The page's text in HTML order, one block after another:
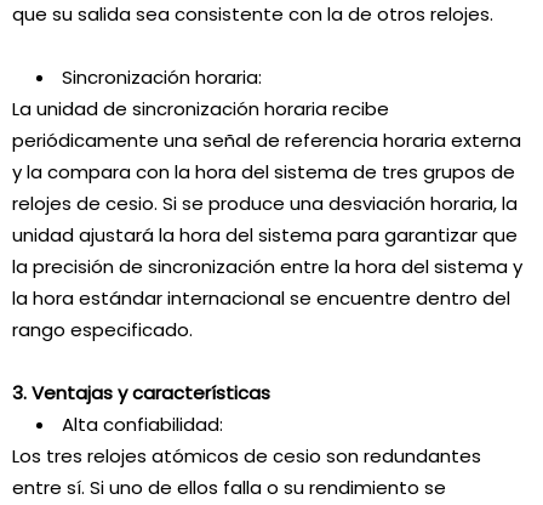
que su salida sea consistente con la de otros relojes.
Sincronización horaria:
La unidad de sincronización horaria recibe
periódicamente una señal de referencia horaria externa
y la compara con la hora del sistema de tres grupos de
relojes de cesio. Si se produce una desviación horaria, la
unidad ajustará la hora del sistema para garantizar que
la precisión de sincronización entre la hora del sistema y
la hora estándar internacional se encuentre dentro del
rango especificado.
3. Ventajas y características
Alta confiabilidad:
Los tres relojes atómicos de cesio son redundantes
entre sí. Si uno de ellos falla o su rendimiento se